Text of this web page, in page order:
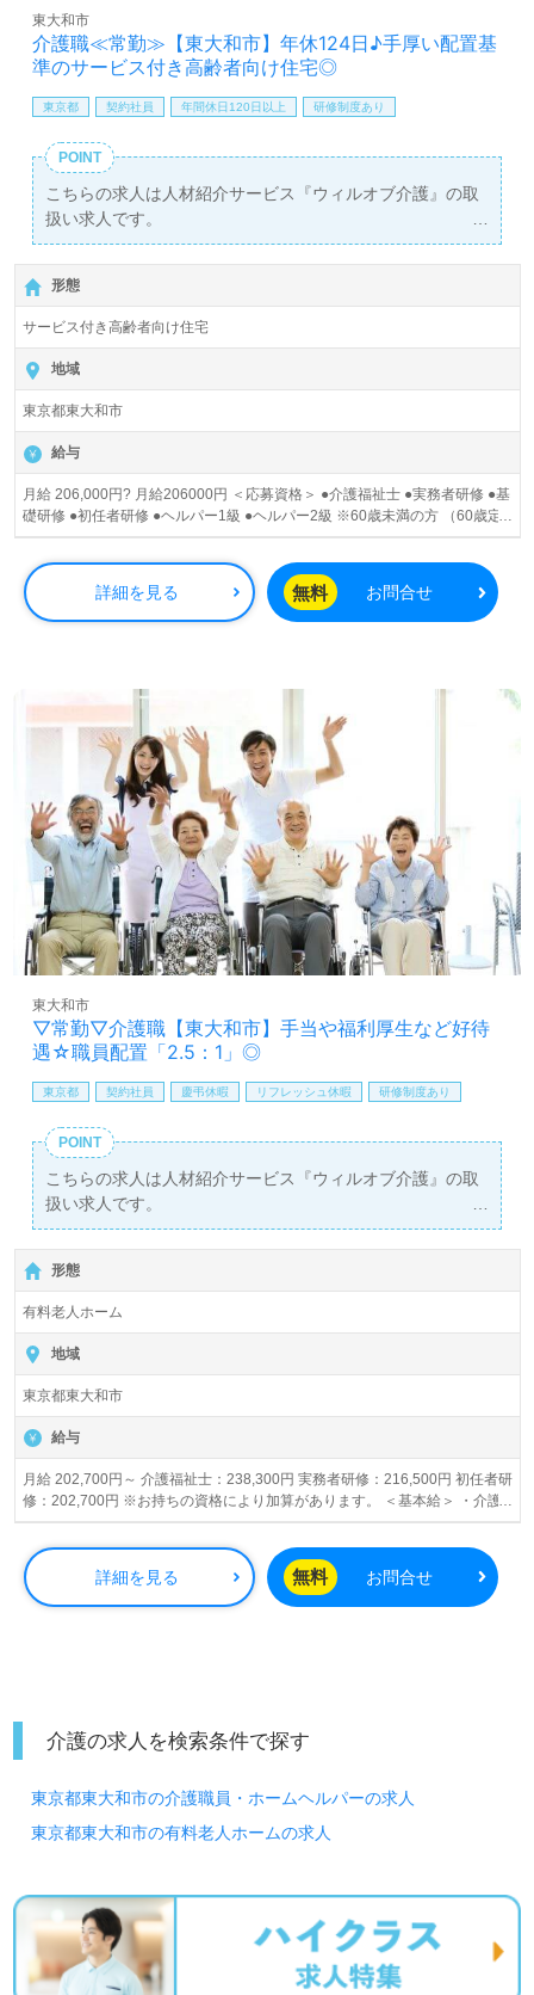
介護職≪常勤≫【東大和市】年休124日♪手厚い配置基
準のサービス付き高齢者向け住宅◎
東大和市
東京都 契約社員 年間休日120日以上 研修制度あり
POINT
こちらの求人は人材紹介サービス『ウィルオブ介護』の取
扱い求人です。
詳細に関してお気軽にご相談ください♪
【無料】で皆さんの転職活動をサポートいたします。
形態
サービス付き高齢者向け住宅
地域
東京都東大和市
給与
月給 206,000円? 月給206000円 ＜応募資格＞ ●介護福祉士 ●実務者研修 ●基
礎研修 ●初任者研修 ●ヘルパー1級 ●ヘルパー2級 ※60歳未満の方 （60歳定
年制のため） ＜備考＞ ※夜勤手当4回分として計算。また、その他手当含
む。 ※個人のスキル・能力・経験により考慮の上、加算があります。 ≪給
与例≫ 「月給」210,060円 ・基本給：164,000円 ・業務手当：3,500円 ・資
格手当：6,000円 ・夜勤手当：20,000円（4回分） ・処遇改善：16,560円
（月20日勤務） 【手当詳細】 ◆資格手当：4,000円～6,000円/月 ◆業務手
詳細を見る 無料 お問合せ
▽常勤▽介護職【東大和市】手当や福利厚生など好待
遇☆職員配置「2.5：1」◎
東大和市
東京都 契約社員 慶弔休暇 リフレッシュ休暇 研修制度あり
POINT
こちらの求人は人材紹介サービス『ウィルオブ介護』の取
扱い求人です。
詳細に関してお気軽にご相談ください♪
【無料】で皆さんの転職活動をサポートいたします。
形態
有料老人ホーム
地域
東京都東大和市
給与
月給 202,700円～ 介護福祉士：238,300円 実務者研修：216,500円 初任者研
修：202,700円 ※お持ちの資格により加算があります。 ＜基本給＞ ・介護
福祉士：196,300円～ ・実務者、ヘル1：181,500円～ ・初任者、ヘル2：
196,300円 +夜勤手当：25,000円（5回分） +日祝手当：4,000円（2回分）
+精勤手当：6,000円 +特別手当：7,000円 ※他◇手当は該当者別途支給 「年
収」3,252,200円 ・賞与：392,600円 ≪手当詳細≫ ◆夜勤手当：5,000円/回
末締め翌15日 賞与あり 昇給あり
詳細を見る 無料 お問合せ
介護の求人を検索条件で探す
東京都東大和市の介護職員・ホームヘルパーの求人
東京都東大和市の有料老人ホームの求人